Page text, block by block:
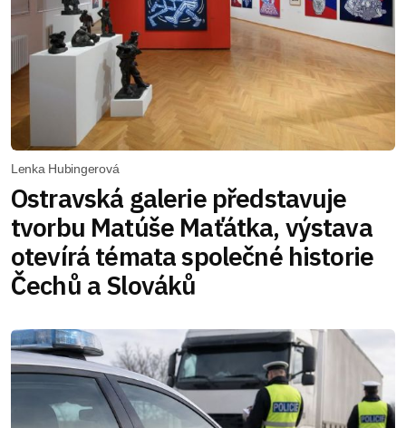
Lenka Hubingerová
Ostravská galerie představuje
tvorbu Matúše Maťátka, výstava
otevírá témata společné historie
Čechů a Slováků